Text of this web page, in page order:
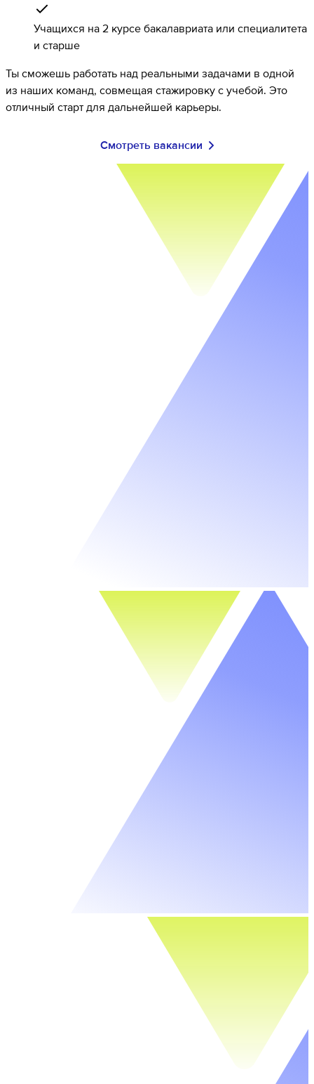
Учащихся на 2 курсе бакалавриата или специалитета
и старше
Ты сможешь работать над реальными задачами в одной
из наших команд, совмещая стажировку с учебой. Это
отличный старт для дальнейшей карьеры.
Смотреть вакансии